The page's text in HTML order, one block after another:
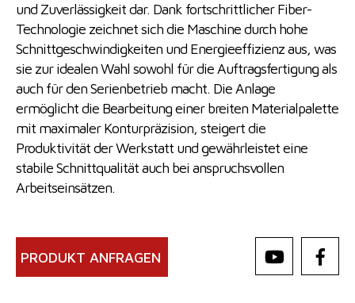
und Zuverlässigkeit dar. Dank fortschrittlicher Fiber-
Technologie zeichnet sich die Maschine durch hohe
Schnittgeschwindigkeiten und Energieeffizienz aus, was
sie zur idealen Wahl sowohl für die Auftragsfertigung als
auch für den Serienbetrieb macht. Die Anlage
ermöglicht die Bearbeitung einer breiten Materialpalette
mit maximaler Konturpräzision, steigert die
Produktivität der Werkstatt und gewährleistet eine
stabile Schnittqualität auch bei anspruchsvollen
Arbeitseinsätzen.
PRODUKT ANFRAGEN